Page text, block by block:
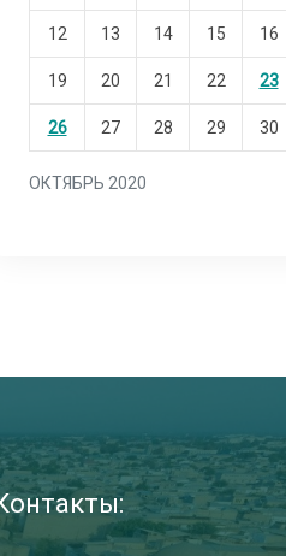
ОКТЯБРЬ 2020
12 13 14 15 16
19 20 21 22 23
26 27 28 29 30